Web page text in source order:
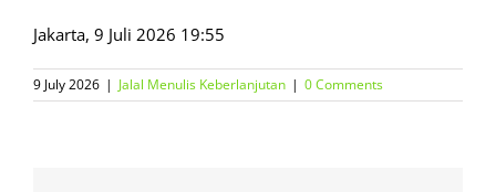
Jakarta, 9 Juli 2026 19:55
9 July 2026 | Jalal Menulis Keberlanjutan | 0 Comments